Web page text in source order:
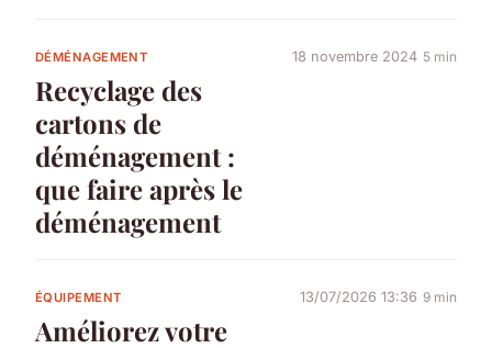
DÉMÉNAGEMENT
Recyclage des
cartons de
déménagement :
que faire après le
déménagement
18 novembre 2024 5 min
ÉQUIPEMENT
Améliorez votre
13/07/2026 13:36 9 min